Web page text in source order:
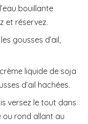
bouillante
et réservez.
gousses d’ail,
liquide de soja
d’ail hachées.
versez le tout dans
rond allant au